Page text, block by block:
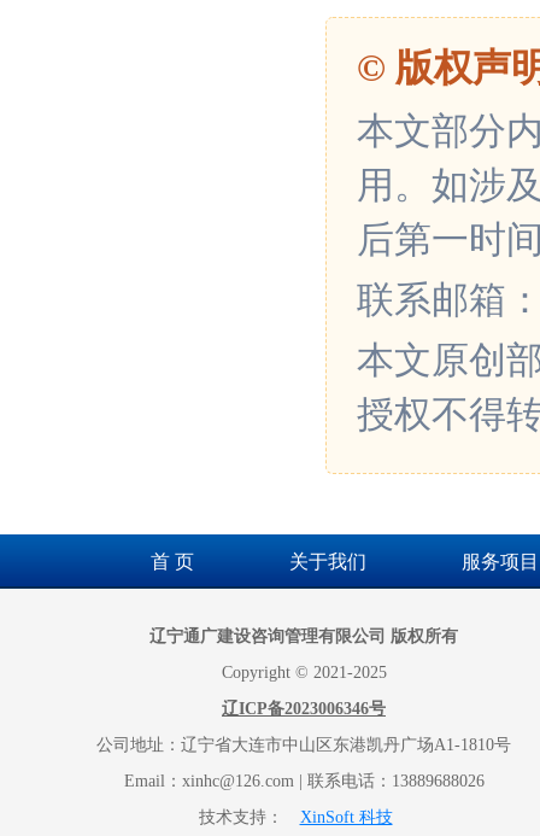
© 版权声
本文部分
用。如涉
后第一时
联系邮箱
本文原创
授权不得
首 页 关于我们 服务项目
辽宁通广建设咨询管理有限公司 版权所有
Copyright © 2021-2025
辽ICP备2023006346号
公司地址：辽宁省大连市中山区东港凯丹广场A1-1810号
Email：xinhc@126.com | 联系电话：13889688026
技术支持：
XinSoft 科技